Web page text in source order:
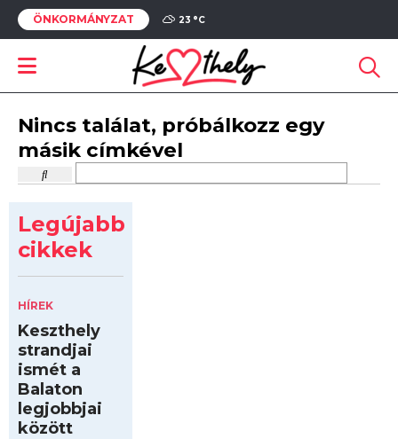
ÖNKORMÁNYZAT 23 °C
Nincs találat, próbálkozz egy
másik címkével
Legújabb
cikkek
HÍREK
Keszthely
strandjai
ismét a
Balaton
legjobbjai
között